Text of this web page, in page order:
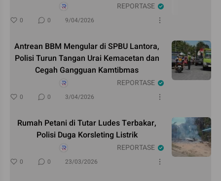
REPORTASE
0 0 9/04/2026
Antrean BBM Mengular di SPBU Lantora,
Polisi Turun Tangan Urai Kemacetan dan
Cegah Gangguan Kamtibmas
REPORTASE
0 0 3/04/2026
Rumah Petani di Tutar Ludes Terbakar,
Polisi Duga Korsleting Listrik
REPORTASE
0 0 23/03/2026